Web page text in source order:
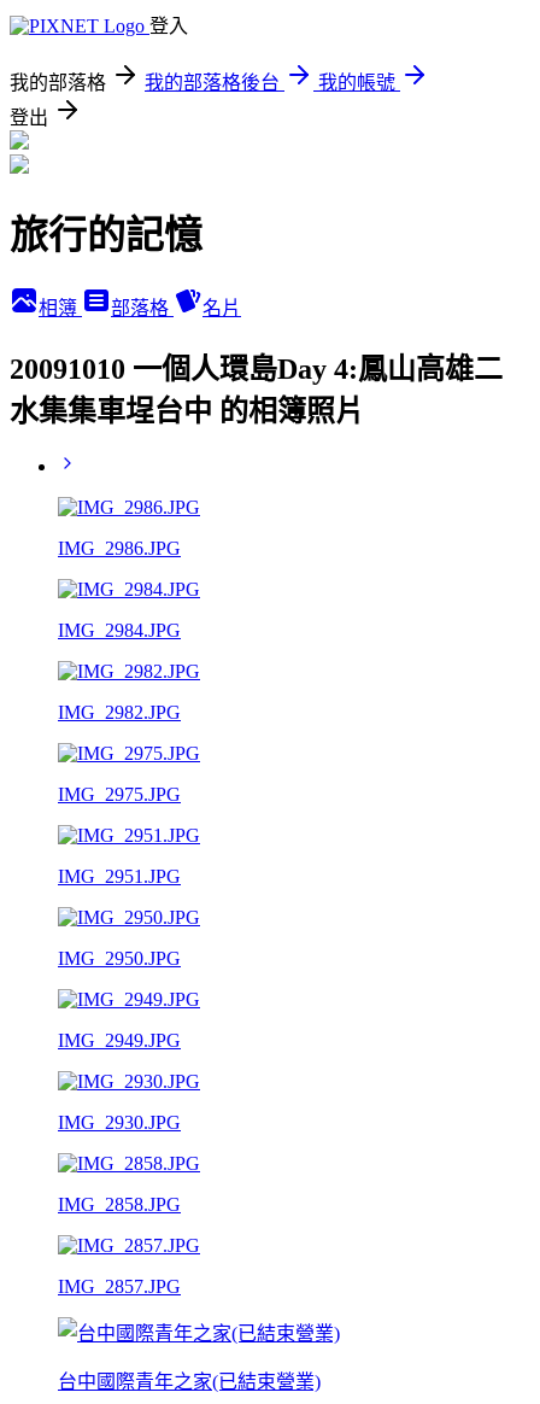
登入
我的部落格 我的部落格後台
我的帳號
登出
旅行的記憶
相簿 部落格 名片
20091010 一個人環島Day 4:鳳山高雄二
水集集車埕台中 的相簿照片
IMG_2986.JPG
IMG_2984.JPG
IMG_2982.JPG
IMG_2975.JPG
IMG_2951.JPG
IMG_2950.JPG
IMG_2949.JPG
IMG_2930.JPG
IMG_2858.JPG
IMG_2857.JPG
台中國際青年之家(已結束營業)